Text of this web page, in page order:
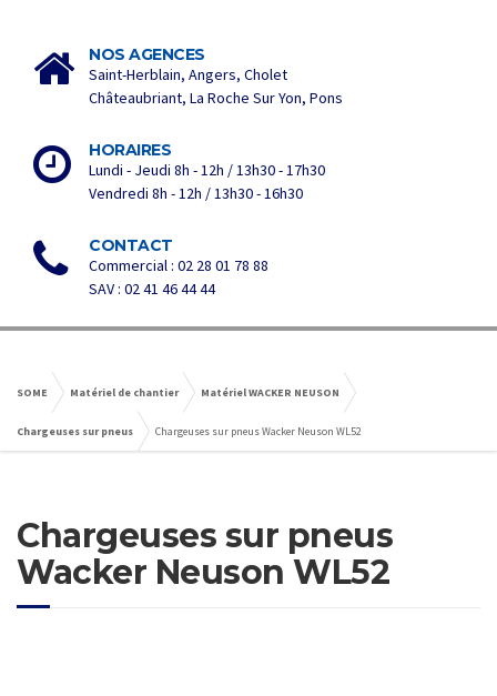
NOS AGENCES
Saint-Herblain, Angers, Cholet
Châteaubriant, La Roche Sur Yon, Pons
HORAIRES
Lundi - Jeudi 8h - 12h / 13h30 - 17h30
Vendredi 8h - 12h / 13h30 - 16h30
CONTACT
Commercial : 02 28 01 78 88
SAV : 02 41 46 44 44
SOME Matériel de chantier Matériel WACKER NEUSON
Chargeuses sur pneus Chargeuses sur pneus Wacker Neuson WL52
Chargeuses sur pneus
Wacker Neuson WL52